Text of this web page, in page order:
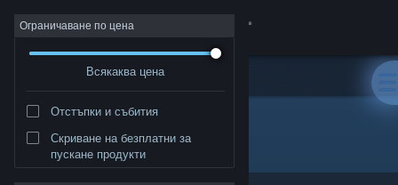
Вписване
Относно
Ограничаване по цена
Всякаква цена
Отстъпки и събития
Скриване на безплатни за
пускане продукти
Разработчик: Darkraven